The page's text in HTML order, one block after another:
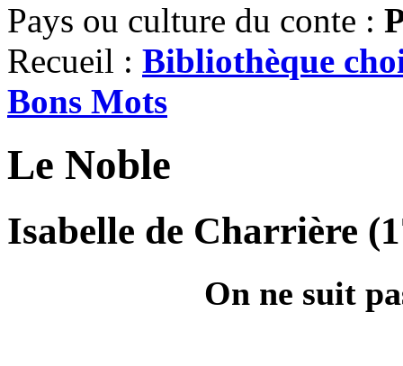
Pays ou culture du conte :
Recueil : Bibliothèque
Bons Mots
Le Noble
Isabelle de Charrière
On ne suit